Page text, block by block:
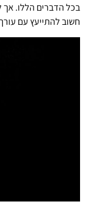
בכל הדברים הללו.
חשוב להתייעץ עם